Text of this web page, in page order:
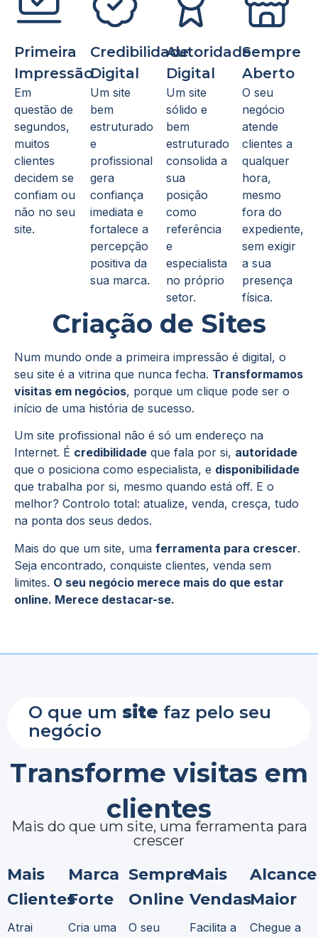
Primeira
Impressão
Em
questão de
segundos,
muitos
clientes
decidem se
confiam ou
não no seu
site.
Credibilidade
Digital
Um site
bem
estruturado
e
profissional
gera
confiança
imediata e
fortalece a
percepção
positiva da
sua marca.
Autoridade
Digital
Um site
sólido e
bem
estruturado
consolida a
sua
posição
como
referência
e
especialista
no próprio
setor.
Sempre
Aberto
O seu
negócio
atende
clientes a
qualquer
hora,
mesmo
fora do
expediente,
sem exigir
a sua
presença
física.
Criação de Sites
Num mundo onde a primeira impressão é digital, o
seu site é a vitrina que nunca fecha. Transformamos
visitas em negócios, porque um clique pode ser o
início de uma história de sucesso.
Um site profissional não é só um endereço na
Internet. É credibilidade que fala por si, autoridade
que o posiciona como especialista, e disponibilidade
que trabalha por si, mesmo quando está off. E o
melhor? Controlo total: atualize, venda, cresça, tudo
na ponta dos seus dedos.
Mais do que um site, uma ferramenta para crescer.
Seja encontrado, conquiste clientes, venda sem
limites. O seu negócio merece mais do que estar
online. Merece destacar-se.
O que um site faz pelo seu
negócio
Transforme visitas em
clientes
Mais do que um site, uma ferramenta para
crescer
Mais
Clientes
Atrai
Marca
Forte
Cria uma
Sempre
Online
O seu
Mais
Vendas
Facilita a
Alcance
Maior
Chegue a